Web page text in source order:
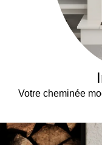
Votre cheminée